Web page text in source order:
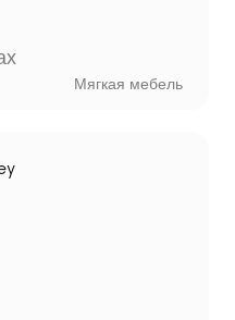
Мягкая мебель